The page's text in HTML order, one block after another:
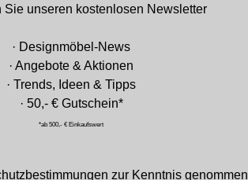
Sie unseren kostenlosen Newsletter
· Designmöbel-News
· Angebote & Aktionen
· Trends, Ideen & Tipps
· 50,- € Gutschein*
*ab 500,- € Einkaufswert
zur Kenntnis